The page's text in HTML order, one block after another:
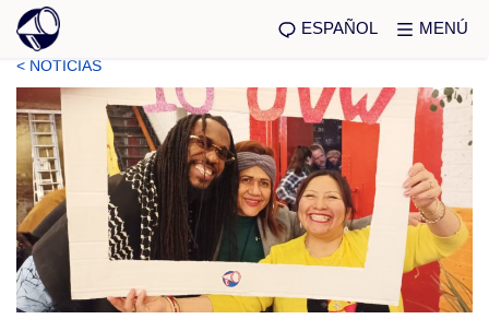
ESPAÑOL MENÚ
< NOTICIAS